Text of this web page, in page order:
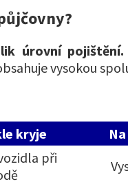
úrovní pojištění.
vysokou
kryje
při